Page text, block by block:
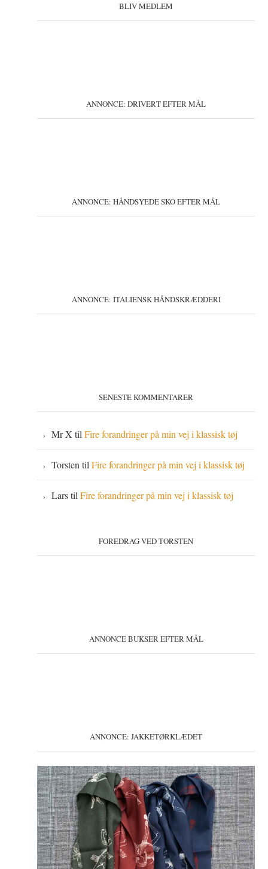
BLIV MEDLEM
ANNONCE: DRIVERT EFTER MÅL
ANNONCE: HÅNDSYEDE SKO EFTER MÅL
ANNONCE: ITALIENSK HÅNDSKRÆDDERI
SENESTE KOMMENTARER
Mr X tilFire forandringer på min vej i klassisk tøj
Torsten tilFire forandringer på min vej i klassisk tøj
LarstilFire forandringer på min vej i klassisk tøj
FOREDRAG VED TORSTEN
ANNONCE BUKSER EFTER MÅL
ANNONCE: JAKKETØRKLÆDET